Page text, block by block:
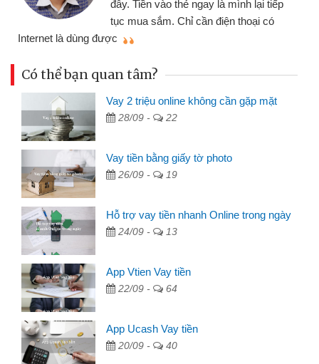
đã giải quyết được công việc của
Có thể bạn quan tâm?
Vay 2 triệu online không cần gặp mặt
28/09 - 22
Vay tiền bằng giấy tờ photo
26/09 - 19
Hỗ trợ vay tiền nhanh Online trong ngày
24/09 - 13
App Vtien Vay tiền
22/09 - 64
App Ucash Vay tiền
20/09 - 40